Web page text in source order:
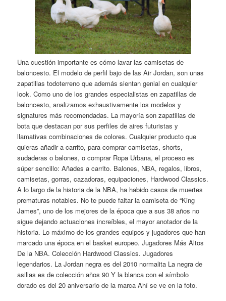
Una cuestión importante es cómo lavar las camisetas de
baloncesto. El modelo de perfil bajo de las Air Jordan, son unas
zapatillas todoterreno que además sientan genial en cualquier
look. Como uno de los grandes especialistas en zapatillas de
baloncesto, analizamos exhaustivamente los modelos y
signatures más recomendadas. La mayoría son zapatillas de
bota que destacan por sus perfiles de aires futuristas y
llamativas combinaciones de colores. Cualquier producto que
quieras añadir a carrito, para comprar camisetas, shorts,
sudaderas o balones, o comprar Ropa Urbana, el proceso es
súper sencillo: Añades a carrito. Balones, NBA, regalos, libros,
camisetas, gorras, cazadoras, equipaciones, Hardwood Classics.
A lo largo de la historia de la NBA, ha habido casos de muertes
prematuras notables. No te puede faltar la camiseta de “King
James”, uno de los mejores de la época que a sus 38 años no
sigue dejando actuaciones increíbles, el mayor anotador de la
historia. Lo máximo de los grandes equipos y jugadores que han
marcado una época en el basket europeo. Jugadores Más Altos
De la NBA. Colección Hardwood Classics. Jugadores
legendarios. La Jordan negra es del 2010 normalita La negra de
asillas es de colección años 90 Y la blanca con el símbolo
dorado es del 20 aniversario de la marca Ahí se ve en la foto.